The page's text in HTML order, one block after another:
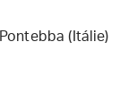
(Itálie)